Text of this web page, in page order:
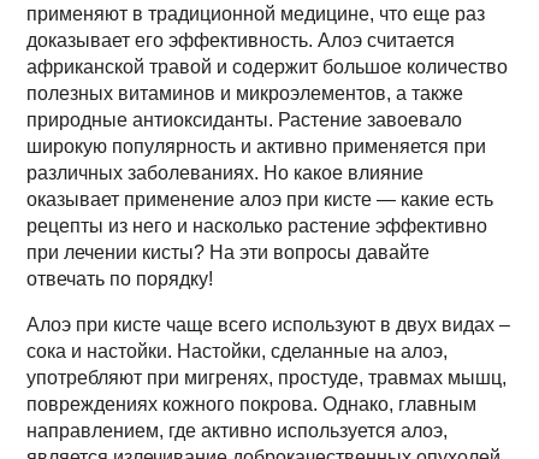
применяют в традиционной медицине, что еще раз
доказывает его эффективность. Алоэ считается
африканской травой и содержит большое количество
полезных витаминов и микроэлементов, а также
природные антиоксиданты. Растение завоевало
широкую популярность и активно применяется при
различных заболеваниях. Но какое влияние
оказывает применение алоэ при кисте — какие есть
рецепты из него и насколько растение эффективно
при лечении кисты? На эти вопросы давайте
отвечать по порядку!
Алоэ при кисте чаще всего используют в двух видах –
сока и настойки. Настойки, сделанные на алоэ,
употребляют при мигренях, простуде, травмах мышц,
повреждениях кожного покрова. Однако, главным
направлением, где активно используется алоэ,